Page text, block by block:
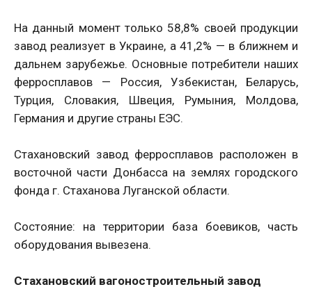
На данный момент только 58,8% своей продукции
завод реализует в Украине, а 41,2% — в ближнем и
дальнем зарубежье. Основные потребители наших
ферросплавов — Россия, Узбекистан, Беларусь,
Турция, Словакия, Швеция, Румыния, Молдова,
Германия и другие страны ЕЭС.
Стахановский завод ферросплавов расположен в
восточной части Донбасса на землях городского
фонда г. Стаханова Луганской области.
Состояние: на территории база боевиков, часть
оборудования вывезена.
Стахановский вагоностроительный завод